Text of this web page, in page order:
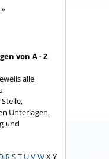
»
von A - Z
alle
Unterlagen,
und
RST UVWX Y